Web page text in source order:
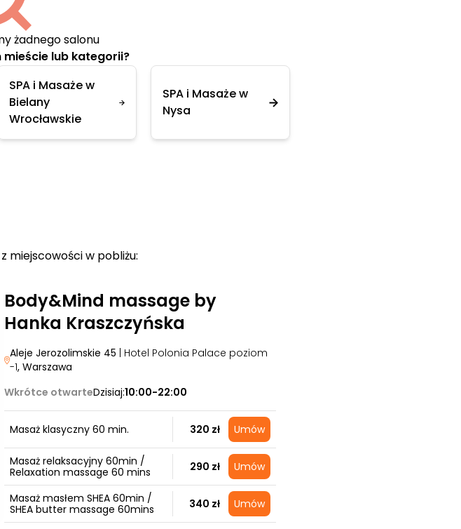
żadnego salonu
mieście lub kategorii?
SPA i Masaże w
Bielany
Wrocławskie
SPA i Masaże w
Nysa
miejscowości w pobliżu:
Body&Mind massage by
Hanka Kraszczyńska
Aleje Jerozolimskie 45 | Hotel Polonia Palace poziom
-1, Warszawa
Wkrótce otwarteDzisiaj:10:00-22:00
Masaż klasyczny 60 min. 320 zł Umów
Masaż relaksacyjny 60min /
Relaxation massage 60 mins
290 zł Umów
Masaż masłem SHEA 60min /
SHEA butter massage 60mins
340 zł Umów